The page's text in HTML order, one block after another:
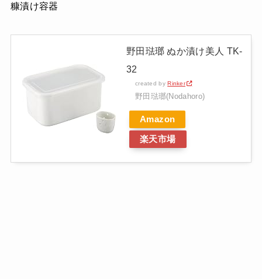
糠漬け容器
野田琺瑯 ぬか漬け美人 TK-
32
created byRinker
野田琺瑯(Nodahoro)
Amazon
楽天市場